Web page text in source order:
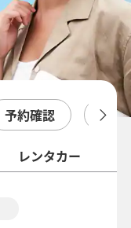
予約確認 チェ
レンタカー